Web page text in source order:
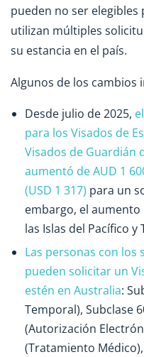
pueden no ser
utilizan múltiples
su estancia en el país.
Algunos de los cambios
Desde julio de 2025,
para los Visados de
Visados de Guardián
aumentó de AUD 1
(USD 1 317) para un
embargo, el
las Islas del Pacífico y
Las personas con los
pueden solicitar un
estén en Australia:
Temporal), Subclase
(Autorización
(Tratamiento